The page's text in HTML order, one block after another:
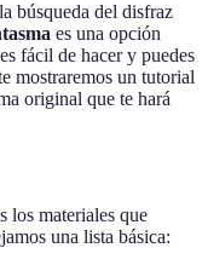
búsqueda del disfraz
es una opción
fácil de hacer y puedes
mostraremos un tutorial
original que te hará
los materiales que
una lista básica: